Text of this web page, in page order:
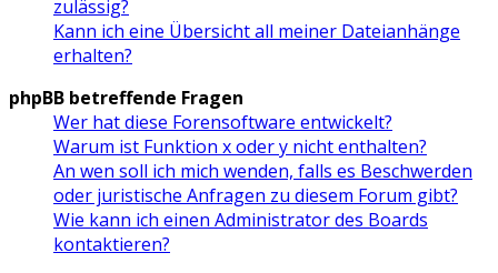
zulässig?
Kann ich eine Übersicht all meiner Dateianhänge
erhalten?
phpBB betreffende Fragen
Wer hat diese Forensoftware entwickelt?
Warum ist Funktion x oder y nicht enthalten?
An wen soll ich mich wenden, falls es Beschwerden
oder juristische Anfragen zu diesem Forum gibt?
Wie kann ich einen Administrator des Boards
kontaktieren?